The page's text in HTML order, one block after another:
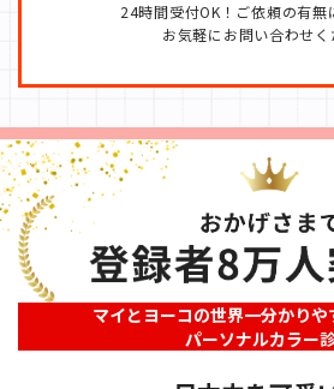
24時間受付OK！ご依頼の有無
お気軽にお問い合わせく
マイとヨーコの世界一分かりや
パーソナルカラー